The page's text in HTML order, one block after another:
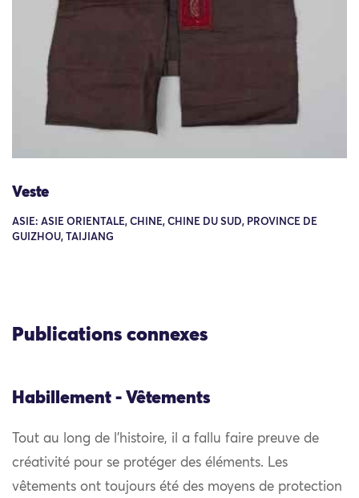
Veste
ASIE: ASIE ORIENTALE, CHINE, CHINE DU SUD, PROVINCE DE
GUIZHOU, TAIJIANG
Publications connexes
Habillement - Vêtements
Tout au long de l’histoire, il a fallu faire preuve de
créativité pour se protéger des éléments. Les
vêtements ont toujours été des moyens de protection